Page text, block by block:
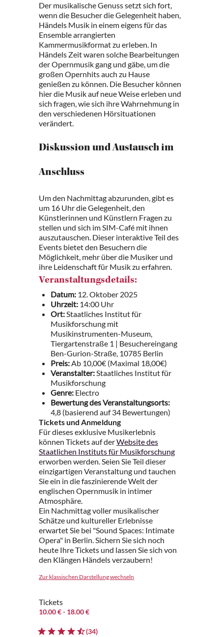
Der musikalische Genuss setzt sich fort,
wenn die Besucher die Gelegenheit haben,
Händels Musik in einem eigens für das
Ensemble arrangierten
Kammermusikformat zu erleben. In
Händels Zeit waren solche Bearbeitungen
der Opernmusik gang und gäbe, um die
großen Opernhits auch zu Hause
genießen zu können. Die Besucher können
hier die Musik auf neue Weise erleben und
sich fragen, wie sich ihre Wahrnehmung in
den verschiedenen Hörsituationen
verändert.
Diskussion und Austausch im
Anschluss
Um den Nachmittag abzurunden, gibt es
um 16 Uhr die Gelegenheit, den
Künstlerinnen und Künstlern Fragen zu
stellen und sich im SIM-Café mit ihnen
auszutauschen. Dieser interaktive Teil des
Events bietet den Besuchern die
Möglichkeit, mehr über die Musiker und
ihre Leidenschaft für Musik zu erfahren.
Veranstaltungsdetails:
Datum: 12. Oktober 2025
Uhrzeit: 14:00 Uhr
Ort:Staatliches Institut für
Musikforschung mit
Musikinstrumenten-Museum,
Tiergartenstraße 1 | Besuchereingang
Ben-Gurion-Straße, 10785 Berlin
Preis:Ab 10,00€ (Maximal 18,00€)
Veranstalter:Staatliches Institut für
Musikforschung
Genre: Electro
Bewertung des Veranstaltungsorts:
4,8 (basierend auf 34 Bewertungen)
Tickets und Anmeldung
Für dieses exklusive Musikerlebnis
können Tickets auf derWebsite des
Staatlichen Instituts für Musikforschung
erworben werden. Seien Sie Teil dieser
einzigartigen Veranstaltung und tauchen
Sie ein in die faszinierende Welt der
englischen Opernmusik in intimer
Atmosphäre.
Ein Nachmittag voller musikalischer
Schätze und kultureller Erlebnisse
erwartet Sie bei "Sound Spaces: Intimate
Opera" in Berlin. Sichern Sie sich noch
heute Ihre Tickets und lassen Sie sich von
den Klängen Händels verzaubern!
Zur klassischen Darstellung wechseln
Tickets
10.00 €- 18.00 €
(34)